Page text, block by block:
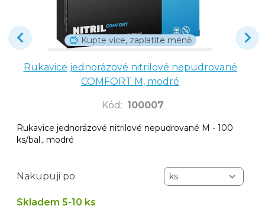
Kupte více, zaplatíte méně
Rukavice jednorázové nitrilové nepudrované
COMFORT M, modré
Kód : 100007
Rukavice jednorázové nitrilové nepudrované M - 100
ks/bal., modré
Nakupuji po
Skladem 5-10 ks